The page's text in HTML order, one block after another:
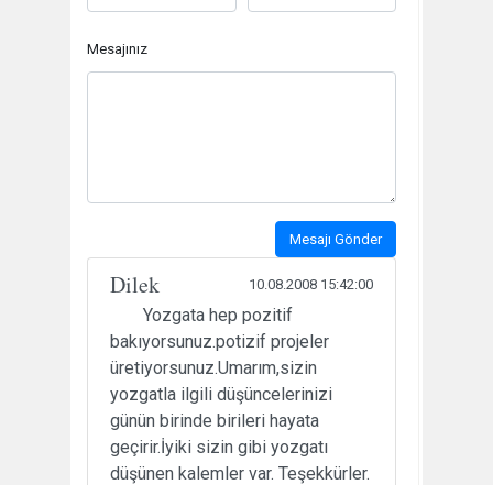
Mesajınız
Mesajı Gönder
Dilek 10.08.2008 15:42:00
Yozgata hep pozitif
bakıyorsunuz.potizif projeler
üretiyorsunuz.Umarım,sizin
yozgatla ilgili düşüncelerinizi
günün birinde birileri hayata
geçirir.İyiki sizin gibi yozgatı
düşünen kalemler var. Teşekkürler.